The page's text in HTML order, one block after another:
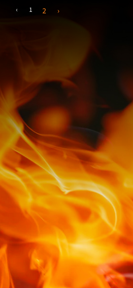
‹ 1 2 ›